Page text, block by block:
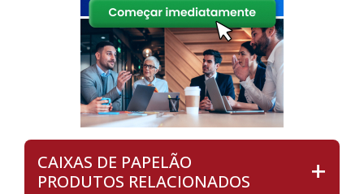
CAIXAS DE PAPELÃO
PRODUTOS RELACIONADOS